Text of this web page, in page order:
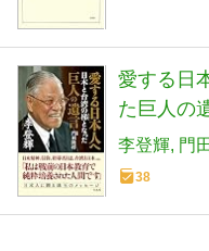
愛する日
た巨人の
李登輝 門
38